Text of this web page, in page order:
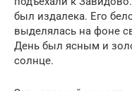
был издалека. Его
выделялась на фоне
День был ясным и
солнце.